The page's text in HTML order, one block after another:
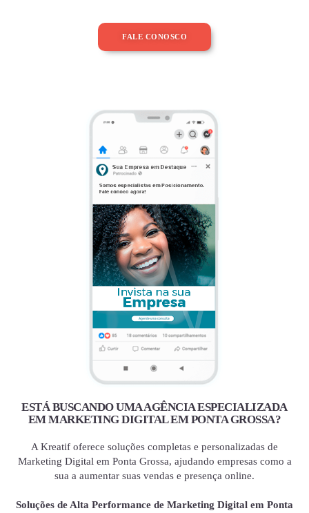
FALE CONOSCO
ESTÁ BUSCANDO UMA AGÊNCIA ESPECIALIZADA
EM MARKETING DIGITAL EM PONTA GROSSA?
A Kreatif oferece soluções completas e personalizadas de
Marketing Digital em Ponta Grossa, ajudando empresas como a
sua a aumentar suas vendas e presença online.
Soluções de Alta Performance de Marketing Digital em Ponta